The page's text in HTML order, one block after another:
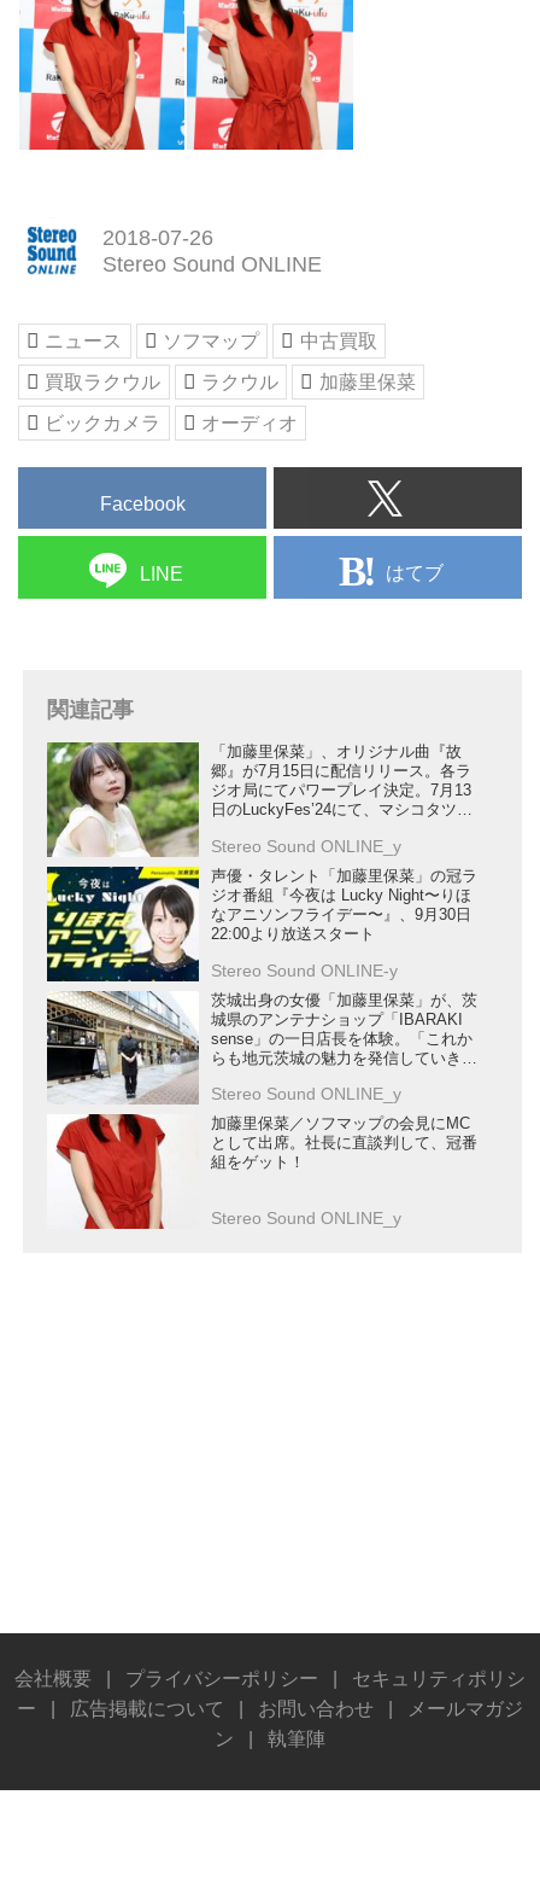
2018-07-26
Stereo Sound ONLINE
ニュース ソフマップ
中古買取
買取ラクウル
ラクウル
加藤里保菜
ビックカメラ
オーディオ
Facebook
LINE はてブ
関連記事
「加藤里保菜」、オリジナル曲『故
郷』が7月15日に配信リリース。各ラ
ジオ局にてパワープレイ決定。7月13
日のLuckyFes’24にて、マシコタツロ
Stereo Sound ONLINE_y
声優・タレント「加藤里保菜」の冠ラ
ジオ番組『今夜は Lucky Night〜りほ
なアニソンフライデー〜』、9月30日
22:00より放送スタート
Stereo Sound ONLINE-y
茨城出身の女優「加藤里保菜」が、茨
城県のアンテナショップ「IBARAKI
sense」の一日店長を体験。「これか
らも地元茨城の魅力を発信していきた
ーす」
Stereo Sound ONLINE_y
加藤里保菜／ソフマップの会見にMC
として出席。社長に直談判して、冠番
組をゲット！
Stereo Sound ONLINE_y
会社概要 プライバシーポリシー
セキュリティポリシ
ー
広告掲載について お問い合わせ
メールマガジ
ン
執筆陣